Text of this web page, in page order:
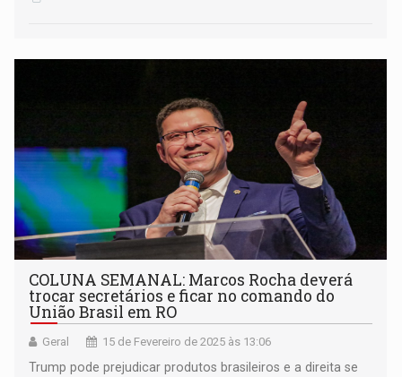
COLUNA SEMANAL: Marcos Rocha deverá
trocar secretários e ficar no comando do
União Brasil em RO
Geral 15 de Fevereiro de 2025 às 13:06
Trump pode prejudicar produtos brasileiros e a direita se